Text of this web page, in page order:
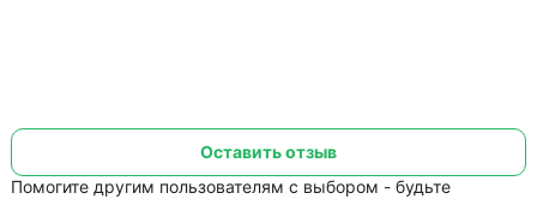
Помогите другим пользователям с выбором - будьте
Оставить отзыв